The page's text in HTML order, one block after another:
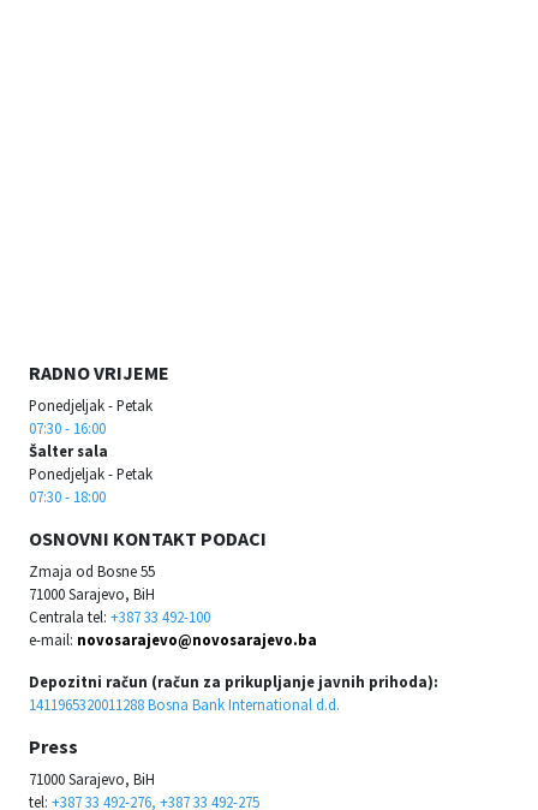
RADNO VRIJEME
Ponedjeljak - Petak
07:30 - 16:00
Šalter sala
Ponedjeljak - Petak
07:30 - 18:00
OSNOVNI KONTAKT PODACI
Zmaja od Bosne 55
71000 Sarajevo, BiH
Centrala tel: +387 33 492-100
e-mail: novosarajevo@novosarajevo.ba
Depozitni račun (račun za prikupljanje javnih prihoda):
1411965320011288 Bosna Bank International d.d.
Press
71000 Sarajevo, BiH
tel: +387 33 492-276, +387 33 492-275